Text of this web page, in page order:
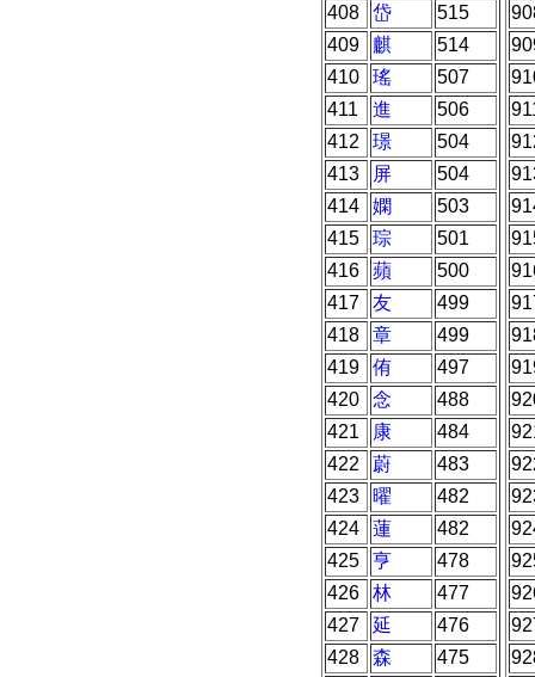
408
岱
515
409
麒
514
410
瑤
507
411
進
506
412
璟
504
413
屏
504
414
嫻
503
415
琮
501
416
蘋
500
417
友
499
418
章
499
419
侑
497
420
念
488
421
康
484
422
蔚
483
423
曜
482
424
蓮
482
425
亨
478
426
林
477
427
延
476
428
森 475